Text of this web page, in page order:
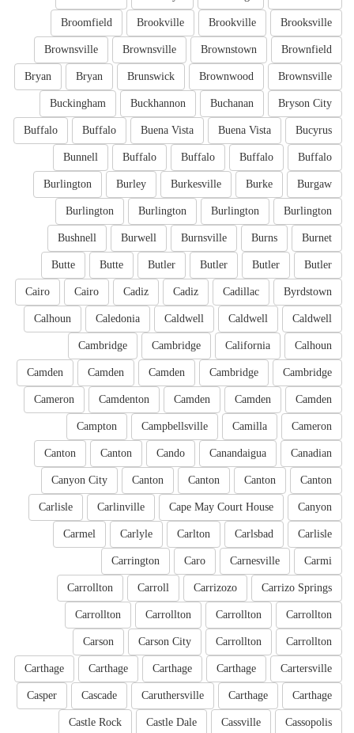
Brooksville
Brookville
Brookville
Broomfield
Brownfield
Brownstown
Brownsville
Brownsville
Brownsville
Brownwood
Brunswick
Bryan
Bryan
Bryson City
Buchanan
Buckhannon
Buckingham
Bucyrus
Buena Vista
Buena Vista
Buffalo
Buffalo
Buffalo
Buffalo
Buffalo
Buffalo
Bunnell
Burgaw
Burke
Burkesville
Burley
Burlington
Burlington
Burlington
Burlington
Burlington
Burnet
Burns
Burnsville
Burwell
Bushnell
Butler
Butler
Butler
Butler
Butte
Butte
Byrdstown
Cadillac
Cadiz
Cadiz
Cairo
Cairo
Caldwell
Caldwell
Caldwell
Caledonia
Calhoun
Calhoun
California
Cambridge
Cambridge
Cambridge
Cambridge
Camden
Camden
Camden
Camden
Camden
Camden
Camdenton
Cameron
Cameron
Camilla
Campbellsville
Campton
Canadian
Canandaigua
Cando
Canton
Canton
Canton
Canton
Canton
Canton
Canyon City
Canyon
Cape May Court House
Carlinville
Carlisle
Carlisle
Carlsbad
Carlton
Carlyle
Carmel
Carmi
Carnesville
Caro
Carrington
Carrizo Springs
Carrizozo
Carroll
Carrollton
Carrollton
Carrollton
Carrollton
Carrollton
Carrollton
Carrollton
Carson City
Carson
Cartersville
Carthage
Carthage
Carthage
Carthage
Carthage
Carthage
Caruthersville
Cascade
Casper
Cassopolis
Cassville
Castle Dale
Castle Rock